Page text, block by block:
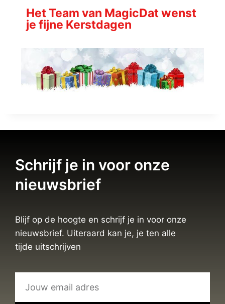
Het Team van MagicDat wenst
je fijne Kerstdagen
Schrijf je in voor onze
nieuwsbrief
Blijf op de hoogte en schrijf je in voor onze
nieuwsbrief. Uiteraard kan je, je ten alle
tijde uitschrijven